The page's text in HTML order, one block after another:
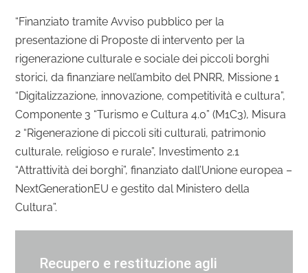
“Finanziato tramite Avviso pubblico per la
presentazione di Proposte di intervento per la
rigenerazione culturale e sociale dei piccoli borghi
storici, da finanziare nell’ambito del PNRR, Missione 1
“Digitalizzazione, innovazione, competitività e cultura”,
Componente 3 “Turismo e Cultura 4.0” (M1C3), Misura
2 “Rigenerazione di piccoli siti culturali, patrimonio
culturale, religioso e rurale”, Investimento 2.1
“Attrattività dei borghi”, finanziato dall’Unione europea –
NextGenerationEU e gestito dal Ministero della
Cultura”.
Recupero e restituzione agli